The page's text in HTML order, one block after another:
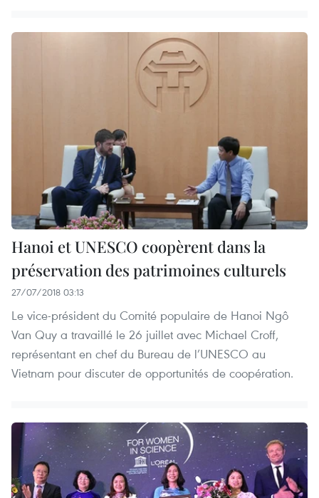
Hanoi et UNESCO coopèrent dans la
préservation des patrimoines culturels
27/07/2018 03:13
Le vice-président du Comité populaire de Hanoi Ngô
Van Quy a travaillé le 26 juillet avec Michael Croff,
représentant en chef du Bureau de l’UNESCO au
Vietnam pour discuter de opportunités de coopération.